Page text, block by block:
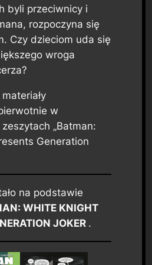
byli przeciwnicy i
rozpoczyna się
Czy dzieciom uda się
wroga
w
„Batman:
Generation
na podstawie
WHITE KNIGHT
JOKER .